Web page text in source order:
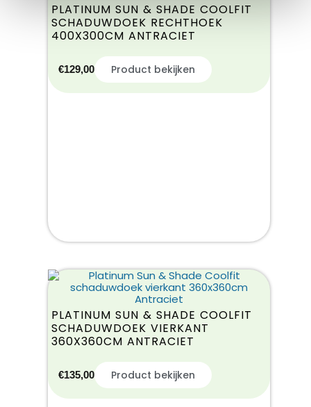
PLATINUM SUN & SHADE COOLFIT
SCHADUWDOEK RECHTHOEK
400X300CM ANTRACIET
€129,00 Product bekijken
PLATINUM SUN & SHADE COOLFIT
SCHADUWDOEK VIERKANT
360X360CM ANTRACIET
€135,00 Product bekijken